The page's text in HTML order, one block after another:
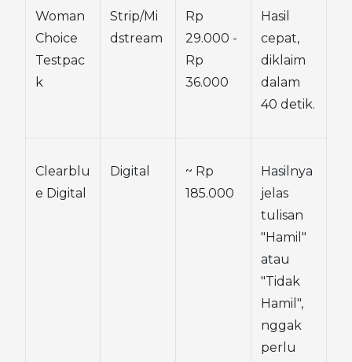
Woman
Choice
Testpac
k
Strip/Mi
dstream
Rp
29.000 -
Rp
36.000
Hasil
cepat,
diklaim
dalam
40 detik.
Clearblu
e Digital
Digital
~ Rp
185.000
Hasilnya
jelas
tulisan
"Hamil"
atau
"Tidak
Hamil",
nggak
perlu